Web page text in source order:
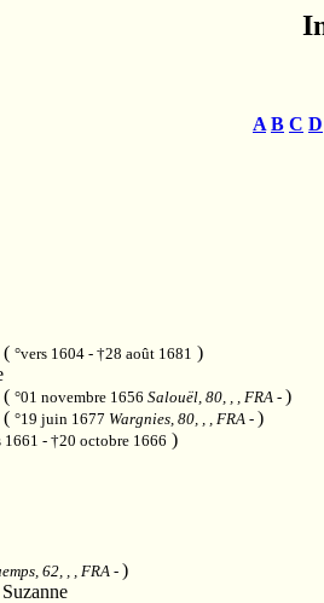
A B C D
( °vers 1604 - †28 août 1681 )
( °01 novembre 1656 Salouël, 80, , , FRA - )
( °19 juin 1677 Wargnies, 80, , , FRA - )
1661 - †20 octobre 1666 )
62, , , FRA - )